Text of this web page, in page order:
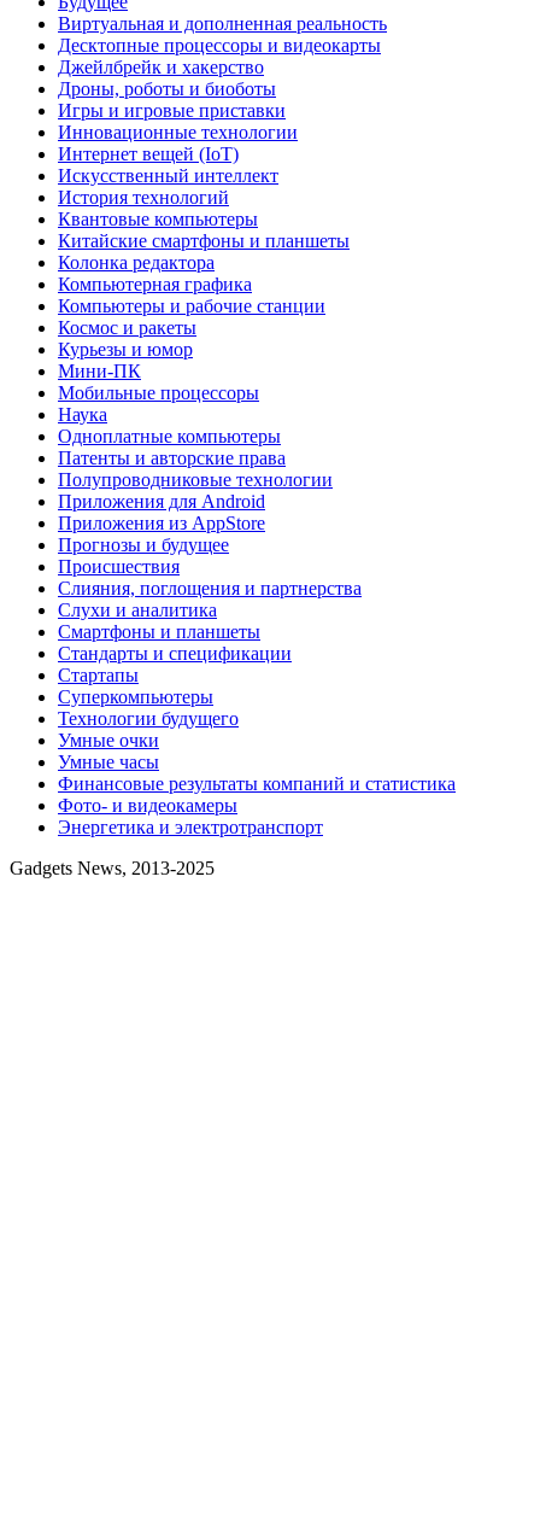
Виртуальная и дополненная реальность
Десктопные процессоры и видеокарты
Джейлбрейк и хакерство
Дроны, роботы и биоботы
Игры и игровые приставки
Инновационные технологии
Интернет вещей (IoT)
Искусственный интеллект
История технологий
Квантовые компьютеры
Китайские смартфоны и планшеты
Колонка редактора
Компьютерная графика
Компьютеры и рабочие станции
Космос и ракеты
Курьезы и юмор
Мини-ПК
Мобильные процессоры
Наука
Одноплатные компьютеры
Патенты и авторские права
Полупроводниковые технологии
Приложения для Android
Приложения из AppStore
Прогнозы и будущее
Происшествия
Слияния, поглощения и партнерства
Слухи и аналитика
Смартфоны и планшеты
Стандарты и спецификации
Стартапы
Суперкомпьютеры
Технологии будущего
Умные очки
Умные часы
Финансовые результаты компаний и статистика
Фото- и видеокамеры
Энергетика и электротранспорт
Gadgets News, 2013-2025